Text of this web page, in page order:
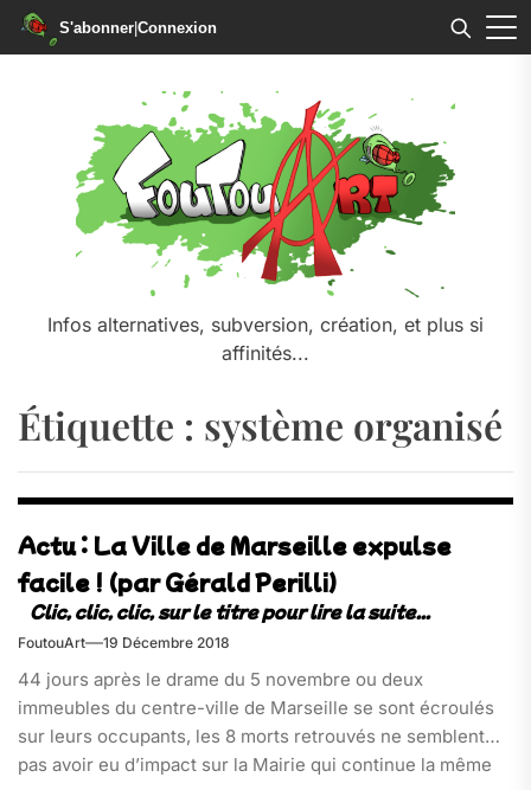
S'abonner|Connexion
Infos alternatives, subversion, création, et plus si
affinités...
Étiquette : système organisé
Actu : La Ville de Marseille expulse
facile ! (par Gérald Perilli)
FoutouArt 19 Décembre 2018
44 jours après le drame du 5 novembre ou deux
immeubles du centre-ville de Marseille se sont écroulés
sur leurs occupants, les 8 morts retrouvés ne semblent
pas avoir eu d’impact sur la Mairie qui continue la même